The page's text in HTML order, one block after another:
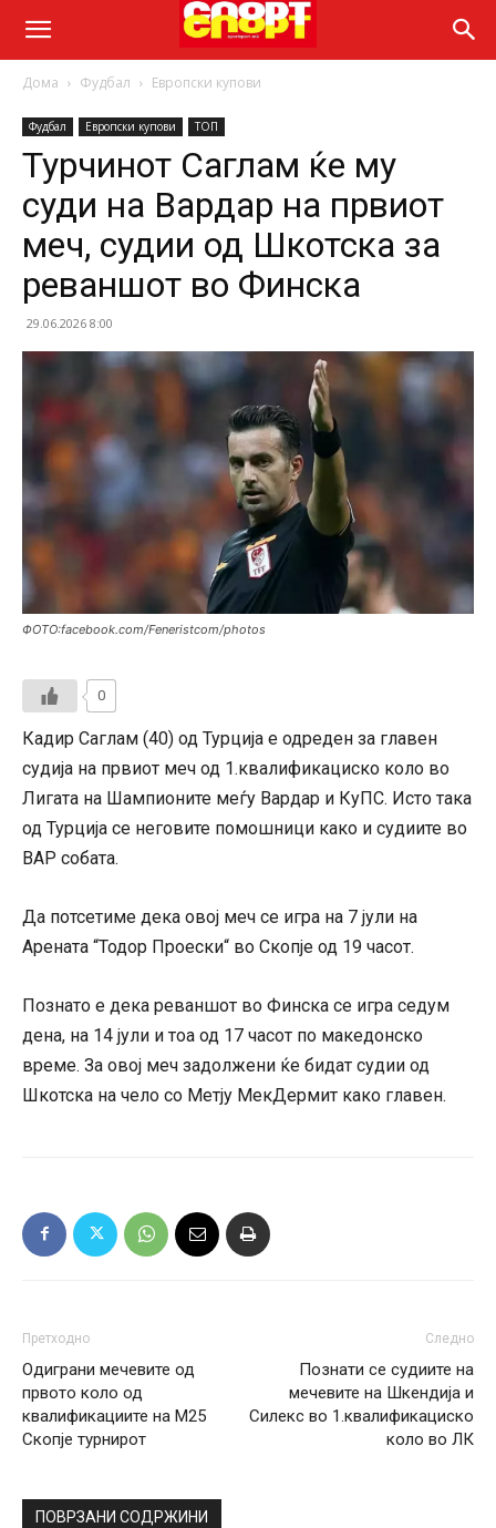
Дома Фудбал Европски купови
Фудбал Европски купови ТОП
Турчинот Саглам ќе му
суди на Вардар на првиот
меч, судии од Шкотска за
реваншот во Финска
29.06.2026 8:00
ФОТО:facebook.com/Feneristcom/photos
0
Кадир Саглам (40) од Турција е одреден за главен
судија на првиот меч од 1.квалификациско коло во
Лигата на Шампионите меѓу Вардар и КуПС. Исто така
од Турција се неговите помошници како и судиите во
ВАР собата.
Да потсетиме дека овој меч се игра на 7 јули на
Арената “Тодор Проески“ во Скопје од 19 часот.
Познато е дека реваншот во Финска се игра седум
дена, на 14 јули и тоа од 17 часот по македонско
време. За овој меч задолжени ќе бидат судии од
Шкотска на чело со Метју МекДермит како главен.
Претходно
Одиграни мечевите од
првото коло од
квалификациите на М25
Скопје турнирот
Следно
Познати се судиите на
мечевите на Шкендија и
Силекс во 1.квалификациско
коло во ЛК
ПОВРЗАНИ СОДРЖИНИ